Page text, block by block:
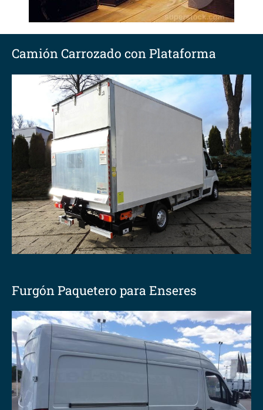
Camión Carrozado con Plataforma
Furgón Paquetero para Enseres